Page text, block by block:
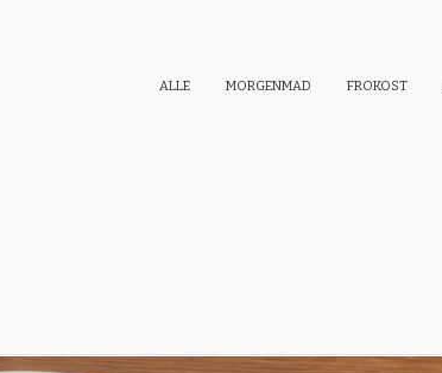
ALLE MORGENMAD FROKOST